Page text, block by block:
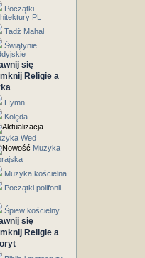
Początki
PL
Tadż Mahal
Świątynie
Religie a
Hymn
Kolęda
Wed
Muzyka
Muzyka kościelna
Początki polifonii
Śpiew kościelny
Religie a